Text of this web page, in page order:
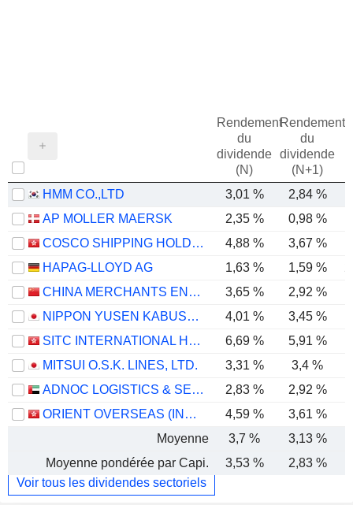
Rendement
du
dividende
(N)
Rendement
du
dividende
(N+1)
HMM CO.,LTD 3,01 %
2,84 %
AP MOLLER MAERSK
2,35 % 0,98 %
COSCO SHIPPING HOLDINGS CO., LTD.
4,88 %
3,67 %
HAPAG-LLOYD AG
1,63 % 1,59 %
CHINA MERCHANTS ENERGY SHIPPING CO., LTD.
3,65 % 2,92 %
NIPPON YUSEN KABUSHIKI KAISHA
4,01 % 3,45 %
SITC INTERNATIONAL HOLDINGS COMPANY LIMITED
6,69 % 5,91 %
MITSUI O.S.K. LINES, LTD.
3,31 %
3,4 %
ADNOC LOGISTICS & SERVICES PLC
2,83 %
2,92 %
ORIENT OVERSEAS (INTERNATIONAL) LIMITED
4,59 % 3,61 %
Moyenne
3,7 % 3,13 %
Moyenne pondérée par Capi.
3,53 % 2,83 %
Voir tous les dividendes sectoriels